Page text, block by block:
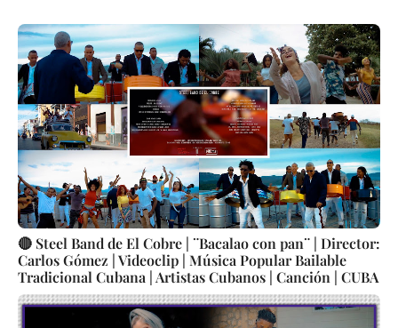
🔴 Steel Band de El Cobre | ¨Bacalao con pan¨ | Director:
Carlos Gómez | Videoclip | Música Popular Bailable
Tradicional Cubana | Artistas Cubanos | Canción | CUBA